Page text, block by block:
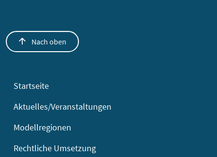
Startseite
Aktuelles/Veranstaltungen
Modellregionen
Rechtliche Umsetzung
Nach oben